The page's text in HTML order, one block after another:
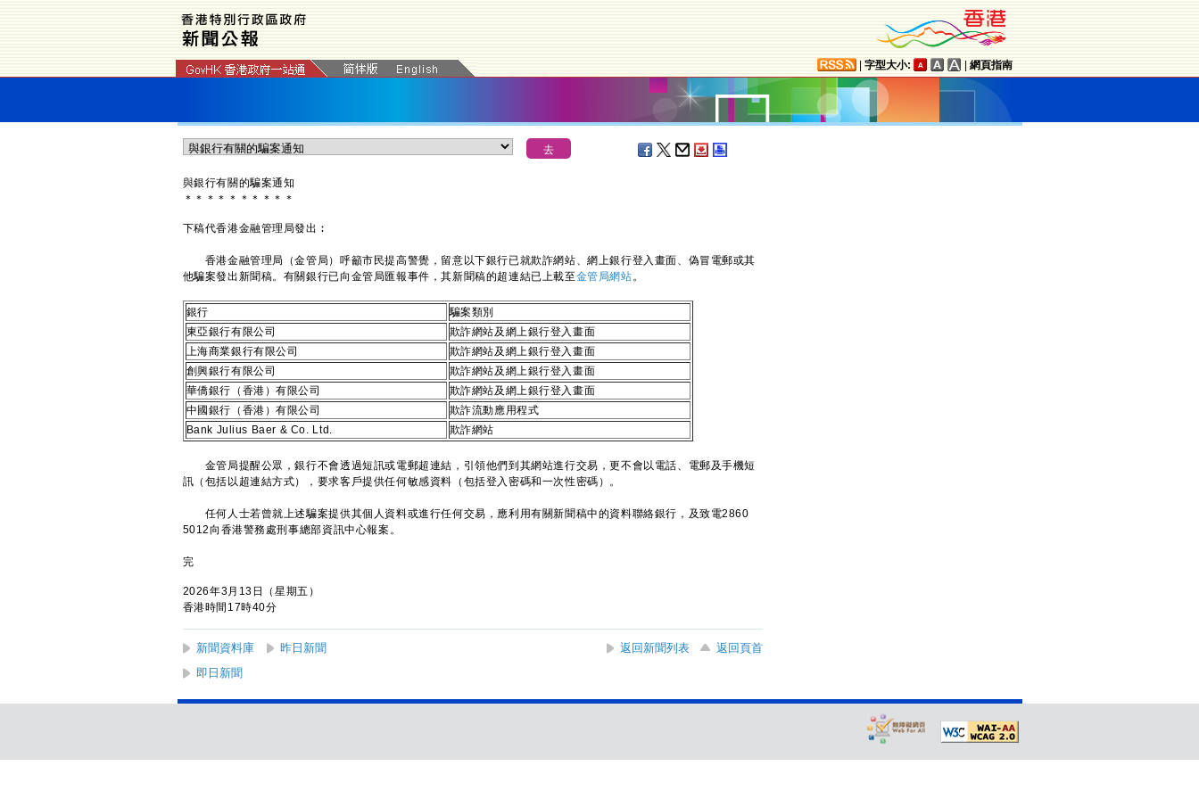
字型大小: 網頁指南
與銀行有關的騙案通知
＊ ＊ ＊ ＊ ＊ ＊ ＊ ＊ ＊ ＊
下稿代香港金融管理局發出︰
香港金融管理局（金管局）呼籲市民提高警覺，留意以下銀行已就欺詐網站、網上銀行登入畫面、偽冒電郵或其
他騙案發出新聞稿。有關銀行已向金管局匯報事件，其新聞稿的超連結已上載至金管局網站。
銀行
騙案類別
東亞銀行有限公司
欺詐網站及網上銀行登入畫面
上海商業銀行有限公司
欺詐網站及網上銀行登入畫面
創興銀行有限公司
欺詐網站及網上銀行登入畫面
華僑銀行（香港）有限公司
欺詐網站及網上銀行登入畫面
中國銀行（香港）有限公司
欺詐流動應用程式
Bank Julius Baer & Co. Ltd.
欺詐網站
金管局提醒公眾，銀行不會透過短訊或電郵超連結，引領他們到其網站進行交易，更不會以電話、電郵及手機短
訊（包括以超連結方式），要求客戶提供任何敏感資料（包括登入密碼和一次性密碼）。
任何人士若曾就上述騙案提供其個人資料或進行任何交易，應利用有關新聞稿中的資料聯絡銀行，及致電2860
5012向香港警務處刑事總部資訊中心報案。
完
2026年3月13日（星期五）
香港時間17時40分
新聞資料庫 昨日新聞 返回新聞列表
返回頁首
即日新聞